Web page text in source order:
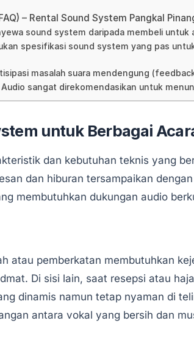
– Rental Sound System Pangkal
sound system daripada membeli untuk
spesifikasi sound system yang pas
masalah suara mendengung
sangat direkomendasikan untuk
untuk Berbagai
dan kebutuhan teknis yang
dan hiburan tersampaikan
membutuhkan dukungan audio
atau pemberkatan membutuhkan
Di sisi lain, saat resepsi atau
dinamis namun tetap nyaman di
antara vokal yang bersih dan